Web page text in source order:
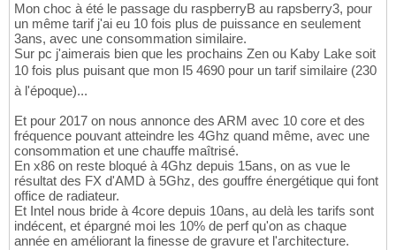
Mon choc à été le passage du raspberryB au rapsberry3, pour
un même tarif j'ai eu 10 fois plus de puissance en seulement
3ans, avec une consommation similaire.
Sur pc j'aimerais bien que les prochains Zen ou Kaby Lake soit
10 fois plus puisant que mon I5 4690 pour un tarif similaire (230
à l'époque)...
Et pour 2017 on nous annonce des ARM avec 10 core et des
fréquence pouvant atteindre les 4Ghz quand même, avec une
consommation et une chauffe maîtrisé.
En x86 on reste bloqué à 4Ghz depuis 15ans, on as vue le
résultat des FX d'AMD à 5Ghz, des gouffre énergétique qui font
office de radiateur.
Et Intel nous bride à 4core depuis 10ans, au delà les tarifs sont
indécent, et épargné moi les 10% de perf qu'on as chaque
année en améliorant la finesse de gravure et l'architecture.